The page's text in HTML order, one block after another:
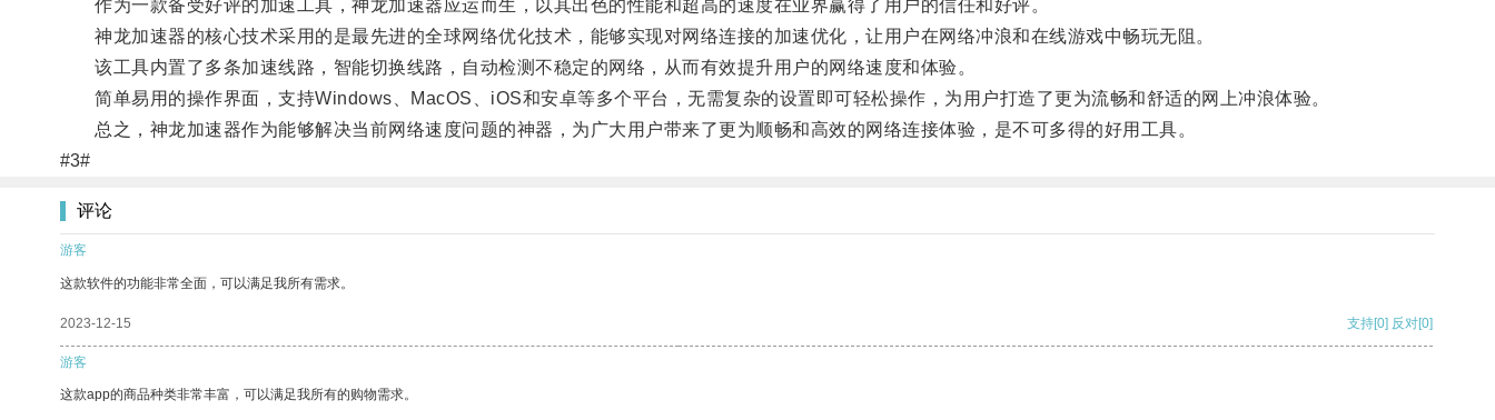
作为一款备受好评的加速工具，神龙加速器应运而生，以其出色的性能和超高的速度在业界赢得了用户的信任和好评。
神龙加速器的核心技术采用的是最先进的全球网络优化技术，能够实现对网络连接的加速优化，让用户在网络冲浪和在线游戏中畅玩无阻。
该工具内置了多条加速线路，智能切换线路，自动检测不稳定的网络，从而有效提升用户的网络速度和体验。
简单易用的操作界面，支持Windows、MacOS、iOS和安卓等多个平台，无需复杂的设置即可轻松操作，为用户打造了更为流畅和舒适的网上冲浪体验。
总之，神龙加速器作为能够解决当前网络速度问题的神器，为广大用户带来了更为顺畅和高效的网络连接体验，是不可多得的好用工具。
#3#
评论
游客
这款软件的功能非常全面，可以满足我所有需求。
2023-12-15 支持[0] 反对[0]
游客
这款app的商品种类非常丰富，可以满足我所有的购物需求。